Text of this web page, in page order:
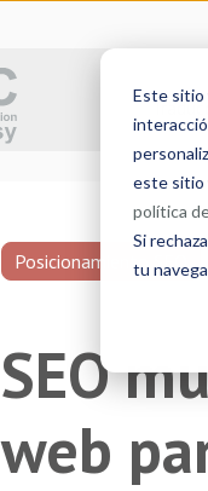
Este sitio
este sitio
política
Si
tu
Posicionamiento SEO
SEO
web